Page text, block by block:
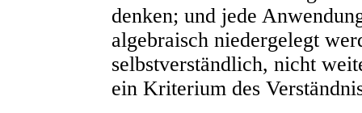
denken; und jede
algebraisch niedergelegt
selbstverständlich, nicht
ein Kriterium des